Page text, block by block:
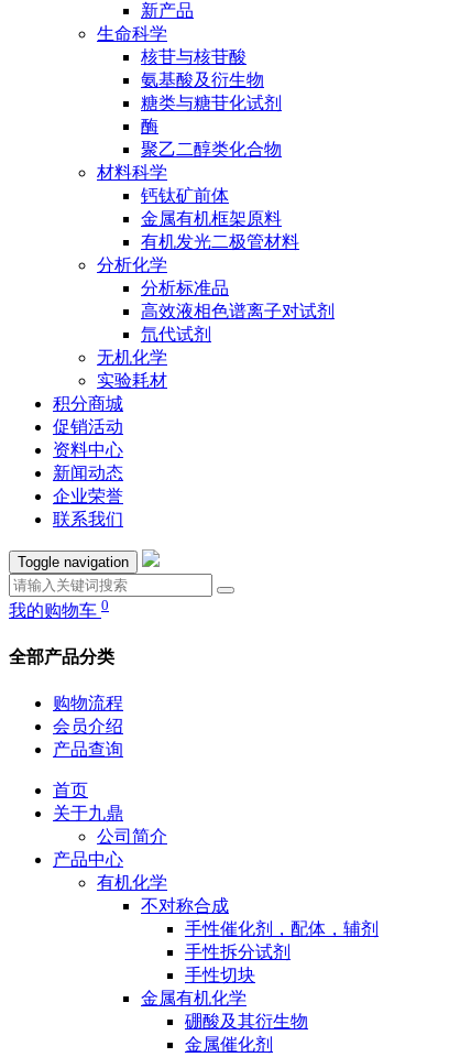
新产品
生命科学
核苷与核苷酸
氨基酸及衍生物
糖类与糖苷化试剂
酶
聚乙二醇类化合物
材料科学
钙钛矿前体
金属有机框架原料
有机发光二极管材料
分析化学
分析标准品
高效液相色谱离子对试剂
氘代试剂
无机化学
实验耗材
积分商城
促销活动
资料中心
新闻动态
企业荣誉
联系我们
Toggle navigation
我的购物车 0
全部产品分类
购物流程
会员介绍
产品查询
首页
关于九鼎
公司简介
产品中心
有机化学
不对称合成
手性催化剂，配体，辅剂
手性拆分试剂
手性切块
金属有机化学
硼酸及其衍生物
金属催化剂